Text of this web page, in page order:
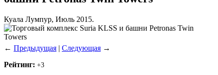
Куала Лумпур, Июль 2015.
← Предыдущая | Следующая →
Рейтинг: +3